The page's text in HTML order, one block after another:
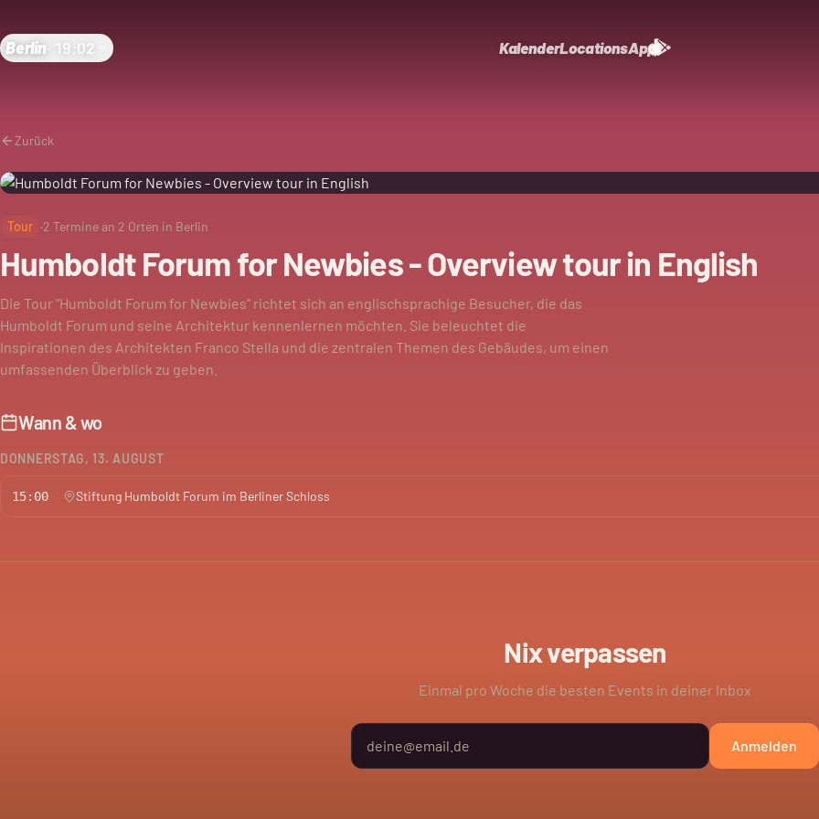
Berlin· 19:02 KalenderLocationsApp
Zurück
Tour ·2 Termine an 2 Orten in Berlin
Humboldt Forum for Newbies - Overview tour in English
Die Tour "Humboldt Forum for Newbies" richtet sich an englischsprachige Besucher, die das
Humboldt Forum und seine Architektur kennenlernen möchten. Sie beleuchtet die
Inspirationen des Architekten Franco Stella und die zentralen Themen des Gebäudes, um einen
umfassenden Überblick zu geben.
Wann & wo
DONNERSTAG, 13. AUGUST
15:00 Stiftung Humboldt Forum im Berliner Schloss
Nix verpassen
Einmal pro Woche die besten Events in deiner Inbox
Anmelden